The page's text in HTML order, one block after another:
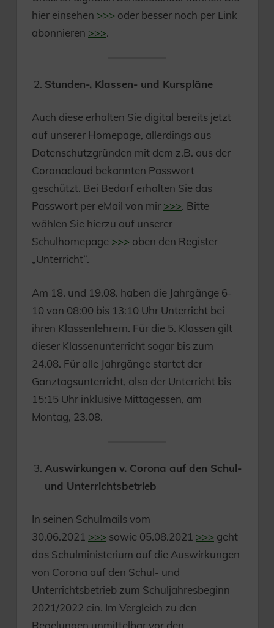
hier einsehen >>> oder besser noch per Link
abonnieren >>>.
Stunden-, Klassen- und Kurspläne
Auch diese erhalten Sie digital bereits jetzt
auf unserer Homepage, allerdings aus
Datenschutzgründen mit dem z.B. aus der
Coronacloud bekannten Passwort
geschützt. Bei Bedarf erhalten Sie das
Passwort per eMail von mir >>>. Bitte
wählen Sie hierzu auf unserer
Schulhomepage >>> oben den Register
„Unterricht“.
Am 18. und 19.08. haben die Jahrgänge 6-
10 von 08:00 bis 13:10 Uhr Unterricht bei
ihren Klassenlehrern. Für die 5. Klassen gilt
dieser Klassenunterricht sogar bis zum
24.08. Für alle Jahrgänge startet der
Ganztagsunterricht, also der Unterricht bis
15:15 Uhr inklusive Mittagessen, am
Montag, 23.08.
Auswirkungen v. Corona auf den Schul-
und Unterrichtsbetrieb
In seinen Schulmails vom
30.06.2021 >>> sowie 05.08.2021 >>> geht
das Schulministerium auf die Auswirkungen
von Corona auf den Schul- und
Unterrichtsbetrieb zum Schuljahresbeginn
2021/2022 ein. Im Vergleich zu den
Regelungen unmittelbar vor den